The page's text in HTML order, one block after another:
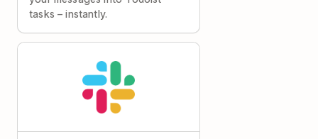
tasks – instantly.